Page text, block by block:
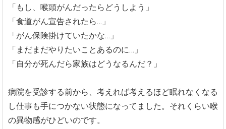
「もし、喉頭がんだったらどうしよう」
「食道がん宣告されたら…」
「がん保険掛けていたかな…」
「まだまだやりたいことあるのに…」
「自分が死んだら家族はどうなるんだ？」
病院を受診する前から、考えれば考えるほど眠れなくなる
し仕事も手につかない状態になってました。それくらい喉
の異物感がひどいのです。